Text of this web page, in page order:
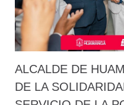
ALCALDE DE
DE LA